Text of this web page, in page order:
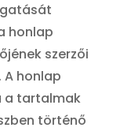
honlap
szerzői
A honlap
a tartalmak
történő